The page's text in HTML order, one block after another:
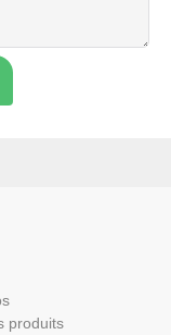
produits